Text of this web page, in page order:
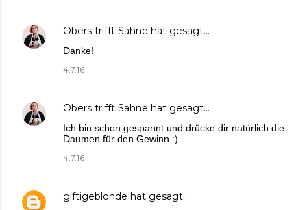
Obers trifft Sahne hat gesagt…
Danke!
4.7.16
Obers trifft Sahne hat gesagt…
Ich bin schon gespannt und drücke dir natürlich die
Daumen für den Gewinn :)
4.7.16
giftigeblonde hat gesagt…